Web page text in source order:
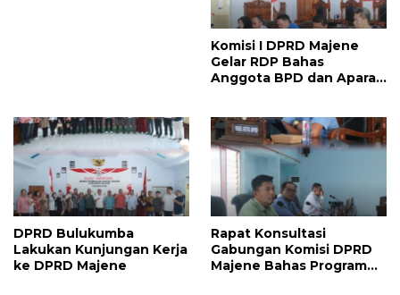
Komisi I DPRD Majene
Gelar RDP Bahas
Anggota BPD dan Aparat
DPRD Bulukumba
Lakukan Kunjungan Kerja
ke DPRD Majene
Rapat Konsultasi
Gabungan Komisi DPRD
Majene Bahas Program